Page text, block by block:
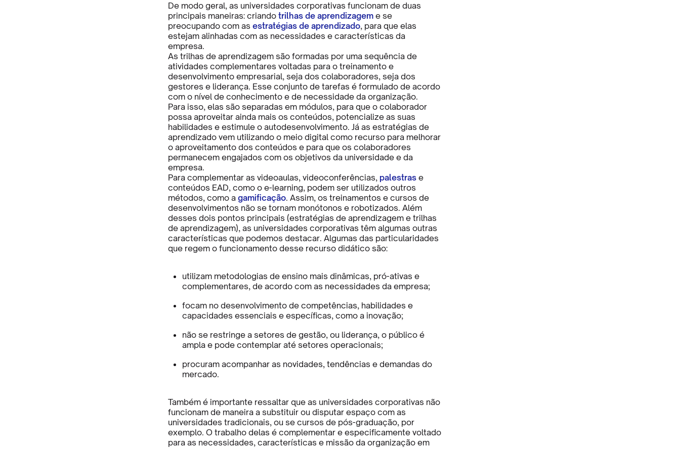
De modo geral, as universidades corporativas funcionam de duas
principais maneiras: criando trilhas de aprendizageme se
preocupando com as estratégias de aprendizado, para que elas
estejam alinhadas com as necessidades e características da
empresa.
As trilhas de aprendizagem são formadas por uma sequência de
atividades complementares voltadas para o treinamento e
desenvolvimento empresarial, seja dos colaboradores, seja dos
gestores e liderança. Esse conjunto de tarefas é formulado de acordo
com o nível de conhecimento e de necessidade da organização.
Para isso, elas são separadas em módulos, para que o colaborador
possa aproveitar ainda mais os conteúdos, potencialize as suas
habilidades e estimule o autodesenvolvimento. Já as estratégias de
aprendizado vem utilizando o meio digital como recurso para melhorar
o aproveitamento dos conteúdos e para que os colaboradores
permanecem engajados com os objetivos da universidade e da
empresa.
Para complementar as videoaulas, videoconferências, palestrase
conteúdos EAD, como o e-learning, podem ser utilizados outros
métodos, como a gamificação. Assim, os treinamentos e cursos de
desenvolvimentos não se tornam monótonos e robotizados. Além
desses dois pontos principais (estratégias de aprendizagem e trilhas
de aprendizagem), as universidades corporativas têm algumas outras
características que podemos destacar. Algumas das particularidades
que regem o funcionamento desse recurso didático são:
utilizam metodologias de ensino mais dinâmicas, pró-ativas e
complementares, de acordo com as necessidades da empresa;
focam no desenvolvimento de competências, habilidades e
capacidades essenciais e específicas, como a inovação;
não se restringe a setores de gestão, ou liderança, o público é
ampla e pode contemplar até setores operacionais;
procuram acompanhar as novidades, tendências e demandas do
mercado.
Também é importante ressaltar que as universidades corporativas não
funcionam de maneira a substituir ou disputar espaço com as
universidades tradicionais, ou se cursos de pós-graduação, por
exemplo. O trabalho delas é complementar e especificamente voltado
para as necessidades, características e missão da organização em